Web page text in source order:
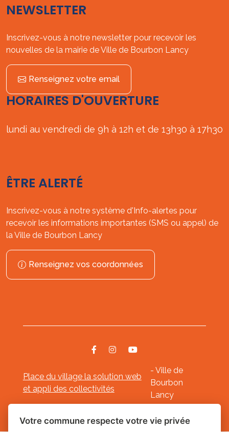
NEWSLETTER
Inscrivez-vous à notre newsletter pour recevoir les
nouvelles de la mairie de Ville de Bourbon Lancy
Renseignez votre email
HORAIRES D'OUVERTURE
lundi au vendredi de 9h à 12h et de 13h30 à 17h30
ÊTRE ALERTÉ
Inscrivez-vous à notre système d'Info-alertes pour
recevoir les informations importantes (SMS ou appel) de
la Ville de Bourbon Lancy
Renseignez vos coordonnées
Place du village la solution web
et appli des collectivités
- Ville de
Bourbon
Lancy
Mentions légales-- Gestion des cookies
Votre commune respecte votre vie privée